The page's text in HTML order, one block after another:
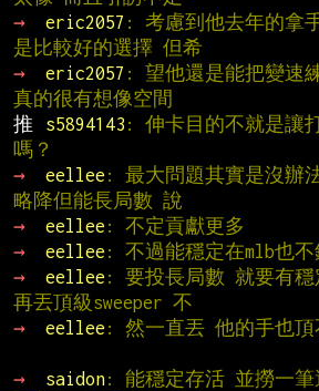
→
eric2057 : 考慮到他去年的拿
是比較好的選擇 但希
→
eric2057 : 望他還是能把變速
真的很有想像空間
推
s5894143 : 伸卡目的不就是讓
嗎？
→
eellee : 最大問題其實是沒辦
略降但能長局數 說
→
eellee : 不定貢獻更多
→
eellee : 不過能穩定在mlb也不
→
eellee : 要投長局數 就要有穩
再丟頂級sweeper 不
→
eellee : 然一直丟 他的手也頂
→
saidon: 能穩定存活 並撈一筆